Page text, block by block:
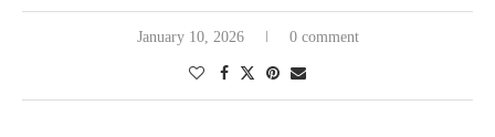
January 10, 2026 0 comment